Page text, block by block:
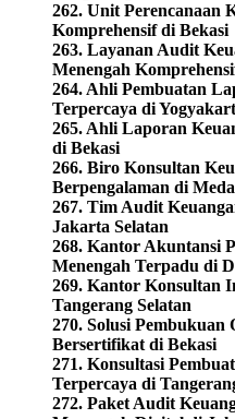
262. Unit Perencanaan
Komprehensif di Bekasi
263. Layanan Audit
Menengah
264. Ahli Pembuatan
Terpercaya di
265. Ahli Laporan
di Bekasi
266. Biro Konsultan
Berpengalaman di
267. Tim Audit
Jakarta Selatan
268. Kantor Akuntansi
Menengah Terpadu di
269. Kantor Konsultan
Tangerang Selatan
270. Solusi
Bersertifikat di Bekasi
271. Konsultasi
Terpercaya di
272. Paket Audit